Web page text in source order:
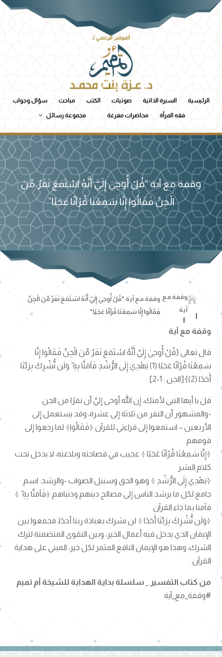
الرئيسية السيرة الذاتية صوتيات الكتب مباحث سؤال وجواب
فقه المرأة محاضرات مفرغة مجموعة رسائل
وقفة مع آية “قُلْ أُوحِيَ إِلَيَّ أَنَّهُ اسْتَمَعَ نَفَرٌ مِّنَ
الْجِنِّ فَقَالُوا إِنَّا سَمِعْنَا قُرْآنًا عَجَبًا”
وقفة مع
آية
وقفة مع آية "قُلْ أُوحِيَ إِلَيَّ أَنَّهُ اسْتَمَعَ نَفَرٌ مِّنَ الْجِنِّ
فَقَالُوا إِنَّا سَمِعْنَا قُرْآنًا عَجَبًا"
وقفة مع آية
قال تعالى {قُلْ أُوحِيَ إِلَيَّ أَنَّهُ اسْتَمَعَ نَفَرٌ مِّنَ الْجِنِّ فَقَالُوا إِنَّا
سَمِعْنَا قُرْآنًا عَجَبًا (1) يَهْدِي إِلَى الرُّشْدِ فَآمَنَّا بِهِ ۖ وَلَن نُّشْرِكَ بِرَبِّنَا
أَحَدًا (2)} [الجن : 1-2]
قل يا أيها النبي لأمتك، إن الله أوحى إليَّ أن نفرًا من الجن
-والمشهور أن النفر من ثلاثة إلى عشرة، وقد يستعمل إلى
الأربعين – استمعوا إلى قراءتي للقرآن ﴿فَقَالُوا﴾ لما رجعوا إلى
قومهم
﴿إِنَّا سَمِعْنَا قُرْآنًا عَجَبًا ﴾ عجيب في فصاحته وبلاغته، لا يدخل تحت
كلام البشر
﴿يَهْدِي إِلَى الرُّشْدِ ﴾ وهو الحق وسبيل الصواب -والرشد: اسم
جامع لكل ما يرشد الناس إلى مصالح دينهم ودنياهم ﴿فَآمَنَّا بِهِ ۖ ﴾
فآمنا بما جاء القرآن
﴿وَلَن نُّشْرِكَ بِرَبِّنَا أَحَدًا ﴾ لن نشرك بعبادة ربنا أحدًا، فجمعوا بين
الإيمان الذي يدخل فيه أعمال الخير، وبين التقوى المتضمنة لترك
الشرك، وهذا هو الإيمان النافع المثمر لكل خير، المبني على هداية
القرآن .
من كتاب التفسير _ سلسلة بداية الهداية للشيخة أم تميم
#وقفة_مع_آية